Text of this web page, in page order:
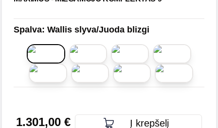
Spalva: Wallis slyva/Juoda blizgi
1.301,00€ Į krepšelį